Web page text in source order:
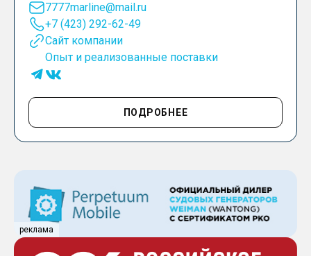
7777marline@mail.ru
+7 (423) 292-62-49
Сайт компании
Опыт и реализованные поставки
ПОДРОБНЕЕ
реклама